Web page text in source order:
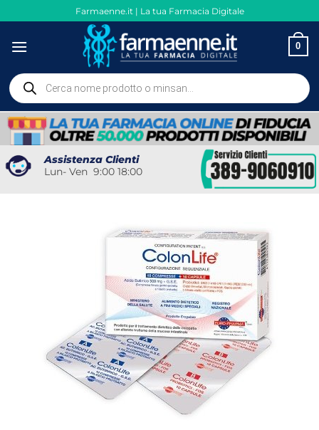
ai
contenuti
Farmaenne.it | La tua Farmacia Digitale
0
Ricerca
prodotti
Assistenza Clienti
Lun- Ven 9:00 18:00